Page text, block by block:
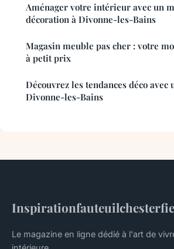
Aménager votre intérieur avec un
décoration à Divonne-les-Bains
Magasin meuble pas cher : votre
à petit prix
Découvrez les tendances déco avec
Divonne-les-Bains
Le magazine en ligne dédié à l'art de